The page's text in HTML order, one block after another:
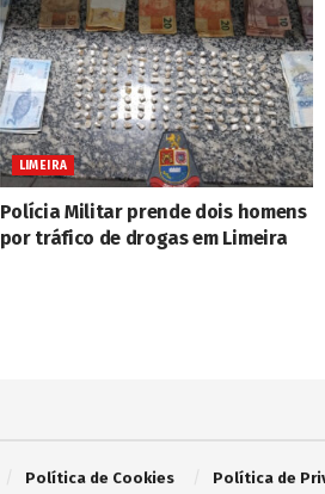
LIMEIRA
Polícia Militar prende dois homens
por tráfico de drogas em Limeira
Política de Cookies Política de